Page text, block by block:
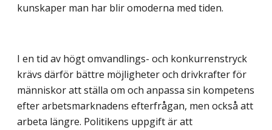
kunskaper man har blir omoderna med tiden.
I en tid av högt omvandlings- och konkurrenstryck
krävs därför bättre möjligheter och drivkrafter för
människor att ställa om och anpassa sin kompetens
efter arbetsmarknadens efterfrågan, men också att
arbeta längre. Politikens uppgift är att